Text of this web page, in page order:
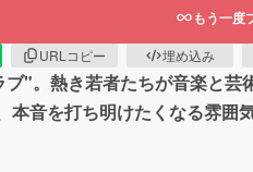
もう一度
URLコピー 埋め込み
"。熱き若者たちが音楽と
音を打ち明けたくなる雰囲